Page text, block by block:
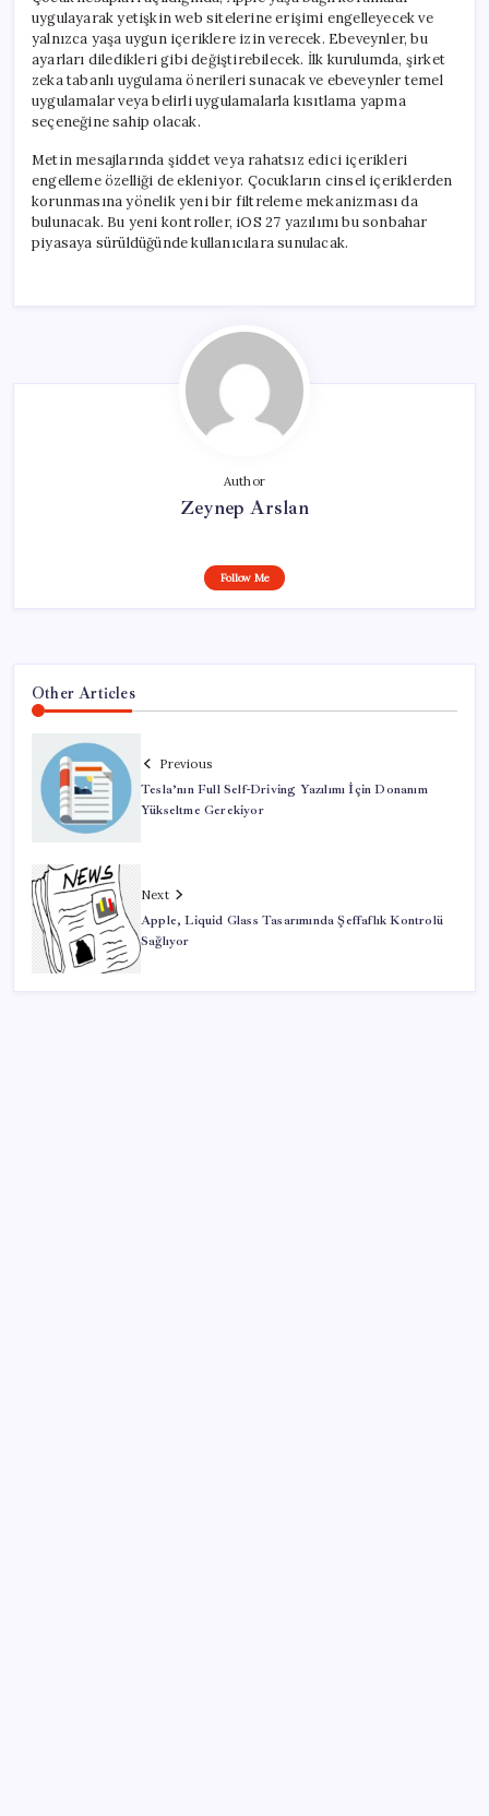
uygulayarak yetişkin web sitelerine erişimi engelleyecek ve
yalnızca yaşa uygun içeriklere izin verecek. Ebeveynler, bu
ayarları diledikleri gibi değiştirebilecek. İlk kurulumda, şirket
zeka tabanlı uygulama önerileri sunacak ve ebeveynler temel
uygulamalar veya belirli uygulamalarla kısıtlama yapma
seçeneğine sahip olacak.
Metin mesajlarında şiddet veya rahatsız edici içerikleri
engelleme özelliği de ekleniyor. Çocukların cinsel içeriklerden
korunmasına yönelik yeni bir filtreleme mekanizması da
bulunacak. Bu yeni kontroller, iOS 27 yazılımı bu sonbahar
piyasaya sürüldüğünde kullanıcılara sunulacak.
Author
Zeynep Arslan
Follow Me
Other Articles
Previous
Tesla’nın Full Self-Driving Yazılımı İçin Donanım
Yükseltme Gerekiyor
Next
Apple, Liquid Glass Tasarımında Şeffaflık Kontrolü
Sağlıyor